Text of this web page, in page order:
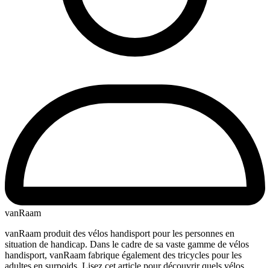
vanRaam
vanRaam produit des vélos handisport pour les personnes en
situation de handicap. Dans le cadre de sa vaste gamme de vélos
handisport, vanRaam fabrique également des tricycles pour les
adultes en surpoids. Lisez cet article pour découvrir quels vélos